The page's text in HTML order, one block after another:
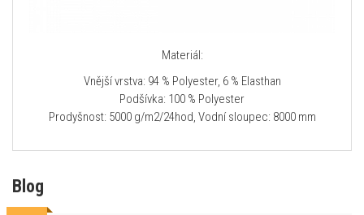
Materiál:
Vnější vrstva: 94 % Polyester, 6 % Elasthan
Podšívka: 100 % Polyester
Prodyšnost: 5000 g/m2/24hod, Vodní sloupec: 8000 mm
Blog